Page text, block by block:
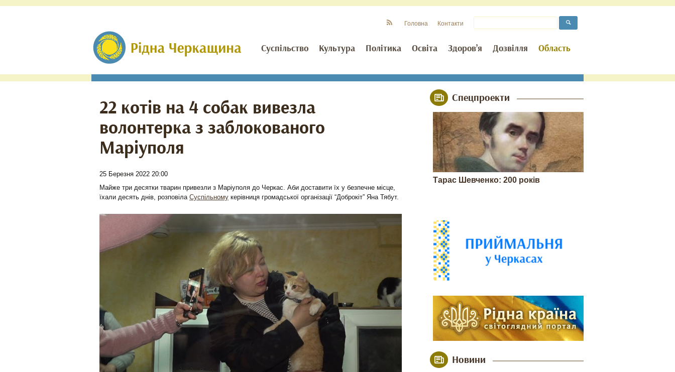
Суспільство Культура Політика Освіта Здоров’я Дозвілля Область
Головна Контакти
22 котів на 4 собак вивезла
волонтерка з заблокованого
Маріуполя
25 Березня 2022 20:00
Майже три десятки тварин привезли з Маріуполя до Черкас. Аби доставити їх у безпечне місце,
їхали десять днів, розповіла Суспільному керівниця громадської організації “Доброкіт” Яна Тябут.
Спецпроекти
Тарас Шевченко: 200 років
Новини